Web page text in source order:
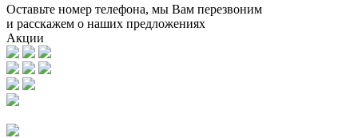
Оставьте номер телефона, мы Вам перезвоним
и расскажем о наших предложениях
Акции